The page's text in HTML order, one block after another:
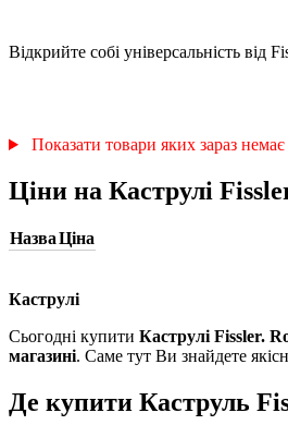
Відкрийте собі універсальність
Показати товари яких зараз
Ціни на Каструлі
НазваЦіна
Каструлі
Сьогодні купити Каструлі Fissler.
магазині. Саме тут Ви знайдете
Де купити Каструль